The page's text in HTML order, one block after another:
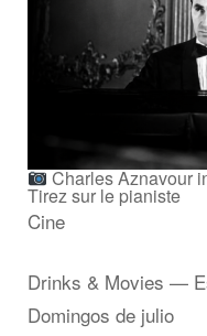
Charles Aznavour
Tirez sur le pianiste
Cine
Drinks & Movies —
Domingos de julio